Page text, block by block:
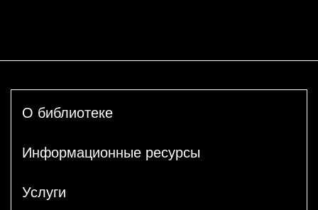
О библиотеке
Информационные ресурсы
Услуги